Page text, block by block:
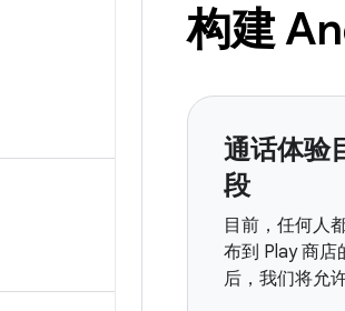
构建
通话体验
段
目前，任何人
布到 Play 商店
后，我们将允